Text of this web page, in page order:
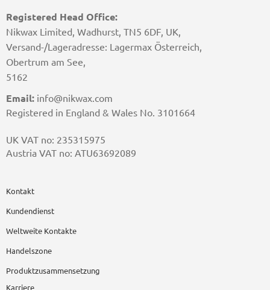
Registered Head Office:
Nikwax Limited, Wadhurst, TN5 6DF, UK,
Versand-/Lageradresse: Lagermax Österreich,
Obertrum am See,
5162
Email: info@nikwax.com
Registered in England & Wales No. 3101664
UK VAT no: 235315975
Austria VAT no: ATU63692089
Kontakt
Kundendienst
Weltweite Kontakte
Handelszone
Produktzusammensetzung
Karriere